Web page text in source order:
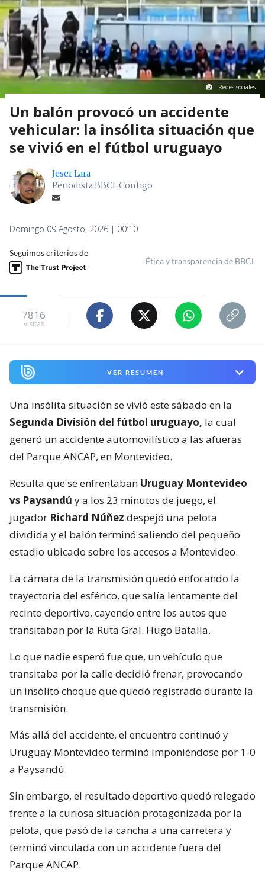
Redes sociales
Un balón provocó un accidente
vehicular: la insólita situación que
se vivió en el fútbol uruguayo
Jeser Lara
Periodista BBCL Contigo
Domingo 09 Agosto, 2026 | 00:10
Seguimos criterios de
Ética y transparencia de BBCL
7816
visitas
VER RESUMEN
Una insólita situación se vivió este sábado en la
Segunda División del fútbol uruguayo, la cual
generó un accidente automovilístico a las afueras
del Parque ANCAP, en Montevideo.
Resulta que se enfrentaban Uruguay Montevideo
vs Paysandú y a los 23 minutos de juego, el
jugador Richard Núñez despejó una pelota
dividida y el balón terminó saliendo del pequeño
estadio ubicado sobre los accesos a Montevideo.
La cámara de la transmisión quedó enfocando la
trayectoria del esférico, que salía lentamente del
recinto deportivo, cayendo entre los autos que
transitaban por la Ruta Gral. Hugo Batalla.
Lo que nadie esperó fue que, un vehículo que
transitaba por la calle decidió frenar, provocando
un insólito choque que quedó registrado durante la
transmisión.
Más allá del accidente, el encuentro continuó y
Uruguay Montevideo terminó imponiéndose por 1-0
a Paysandú.
Sin embargo, el resultado deportivo quedó relegado
frente a la curiosa situación protagonizada por la
pelota, que pasó de la cancha a una carretera y
terminó vinculada con un accidente fuera del
Parque ANCAP.